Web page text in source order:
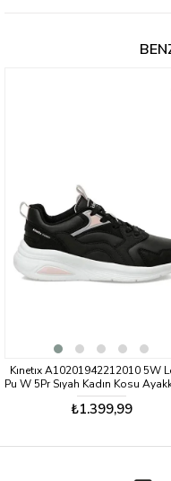
Kınetıx A10201942212010 5W
Pu W 5Pr Sıyah Kadın Kosu
₺1.399,99